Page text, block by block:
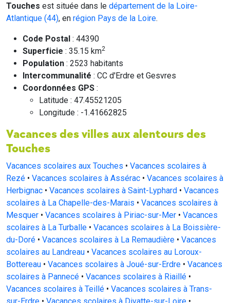
Touches est située dans le département de la Loire-
Atlantique (44), en région Pays de la Loire.
Code Postal : 44390
Superficie : 35.15 km2
Population : 2523 habitants
Intercommunalité : CC d'Erdre et Gesvres
Coordonnées GPS :
Latitude : 47.45521205
Longitude : -1.41662825
Vacances des villes aux alentours des
Touches
Vacances scolaires aux Touches • Vacances scolaires à
Rezé • Vacances scolaires à Assérac • Vacances scolaires à
Herbignac • Vacances scolaires à Saint-Lyphard • Vacances
scolaires à La Chapelle-des-Marais • Vacances scolaires à
Mesquer • Vacances scolaires à Piriac-sur-Mer • Vacances
scolaires à La Turballe • Vacances scolaires à La Boissière-
du-Doré • Vacances scolaires à La Remaudière • Vacances
scolaires au Landreau • Vacances scolaires au Loroux-
Bottereau • Vacances scolaires à Joué-sur-Erdre • Vacances
scolaires à Pannecé • Vacances scolaires à Riaillé •
Vacances scolaires à Teillé • Vacances scolaires à Trans-